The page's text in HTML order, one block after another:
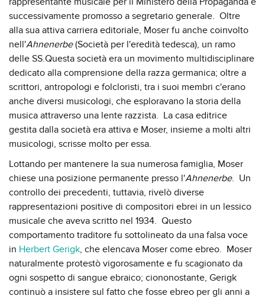
successivamente promosso a segretario generale. Oltre
alla sua attiva carriera editoriale, Moser fu anche coinvolto
nell'Ahnenerbe(Società per l'eredità tedesca), un ramo
delle SS.Questa società era un movimento multidisciplinare
dedicato alla comprensione della razza germanica; oltre a
scrittori, antropologi e folcloristi, tra i suoi membri c'erano
anche diversi musicologi, che esploravano la storia della
musica attraverso una lente razzista. La casa editrice
gestita dalla società era attiva e Moser, insieme a molti altri
musicologi, scrisse molto per essa.
Lottando per mantenere la sua numerosa famiglia, Moser
chiese una posizione permanente presso l'Ahnenerbe. Un
controllo dei precedenti, tuttavia, rivelò diverse
rappresentazioni positive di compositori ebrei in un lessico
musicale che aveva scritto nel 1934. Questo
comportamento traditore fu sottolineato da una falsa voce
in Herbert Gerigk, che elencava Moser come ebreo. Moser
naturalmente protestò vigorosamente e fu scagionato da
ogni sospetto di sangue ebraico; ciononostante, Gerigk
continuò a insistere sul fatto che fosse ebreo per gli anni a